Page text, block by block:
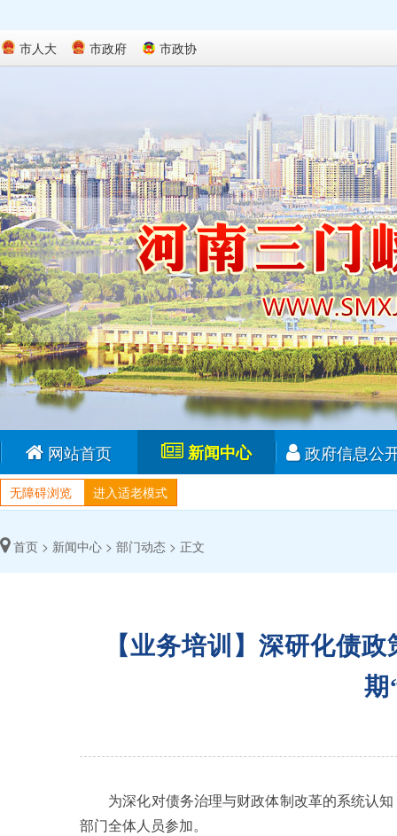
市人大 市政府 市政协
网站首页 新闻中心 政府信息公
无障碍浏览 进入适老模式
首页 > 新闻中心 > 部门动态 > 正文
【业务培训】深研化债
期
为深化对债务治理与财政体制改革的系统认知
部门全体人员参加。